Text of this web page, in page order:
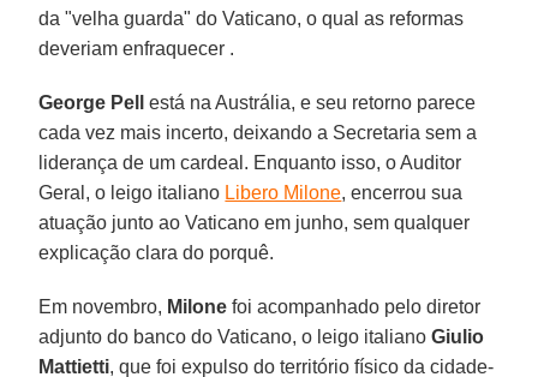
da "velha guarda" do Vaticano, o qual as reformas
deveriam enfraquecer .
George Pell
está na Austrália, e seu retorno parece
cada vez mais incerto, deixando a Secretaria sem a
liderança de um cardeal. Enquanto isso, o Auditor
Geral, o leigo italiano Libero Milone, encerrou sua
atuação junto ao Vaticano em junho, sem qualquer
explicação clara do porquê.
Em novembro, Milone foi acompanhado pelo diretor
adjunto do banco do Vaticano, o leigo italianoGiulio
Mattietti, que foi expulso do território físico da cidade-